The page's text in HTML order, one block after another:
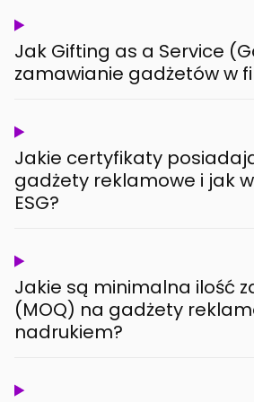
Jak Gifting as a Service
zamawianie gadżetów w
Jakie certyfikaty
gadżety reklamowe i jak
ESG?
Jakie są minimalna ilość
(MOQ) na gadżety
nadrukiem?